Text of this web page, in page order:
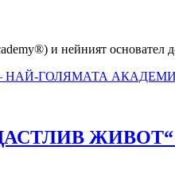
и нейният